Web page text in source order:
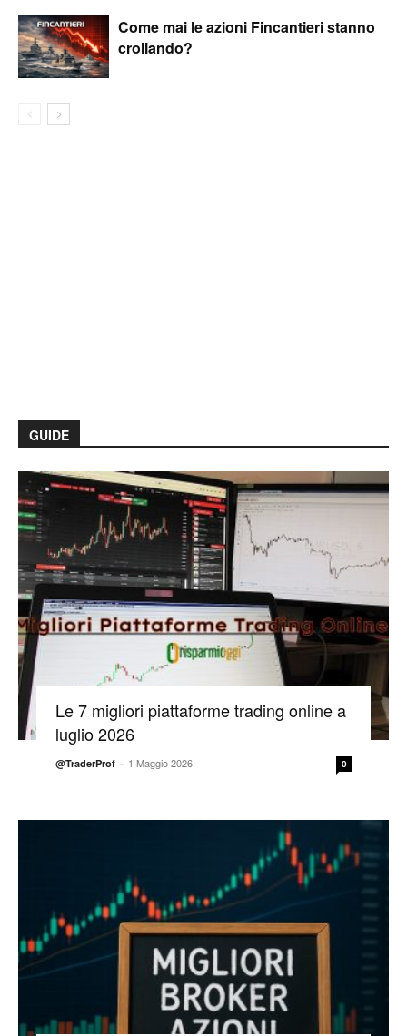
Come mai le azioni Fincantieri stanno
crollando?
GUIDE
Le 7 migliori piattaforme trading online a
luglio 2026
@TraderProf - 1 Maggio 2026 0